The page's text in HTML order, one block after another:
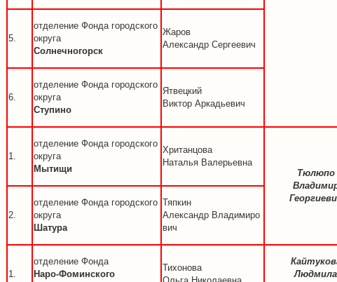
5.
отделение Фонда городского
округа
Солнечногорск
Жаров
Александр Сергеевич
6.
отделение Фонда городского
округа
Ступино
Ятвецкий
Виктор Аркадьевич
1.
отделение Фонда городского
округа
Мытищи
Хританцова
Наталья Валерьевна
Тюлюпо
2.
отделение Фонда городского
округа
Шатура
Тяпкин
Александр Владимиро
вич
1.
отделение Фонда
Наро-Фоминского
Тихонова
Людмила